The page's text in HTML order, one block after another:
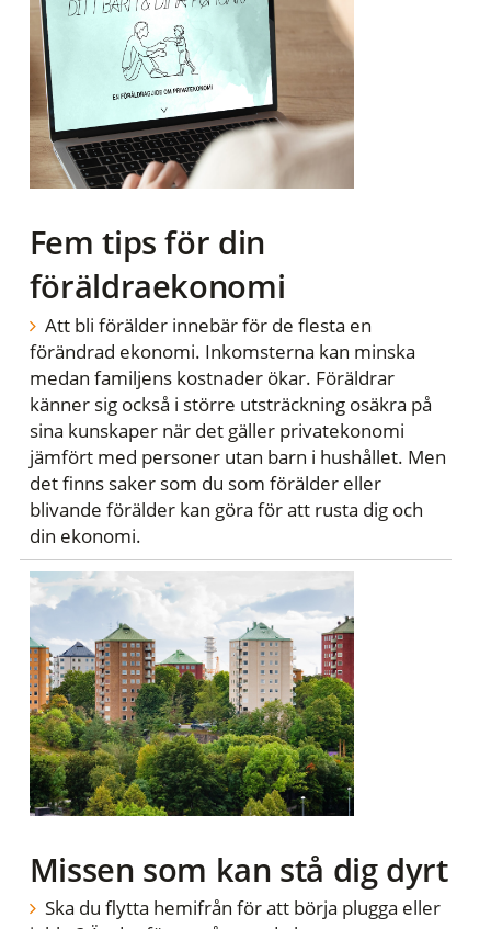
Fem tips för din
föräldraekonomi
Att bli förälder innebär för de flesta en
förändrad ekonomi. Inkomsterna kan minska
medan familjens kostnader ökar. Föräldrar
känner sig också i större utsträckning osäkra på
sina kunskaper när det gäller privatekonomi
jämfört med personer utan barn i hushållet. Men
det finns saker som du som förälder eller
blivande förälder kan göra för att rusta dig och
din ekonomi.
Missen som kan stå dig dyrt
Ska du flytta hemifrån för att börja plugga eller